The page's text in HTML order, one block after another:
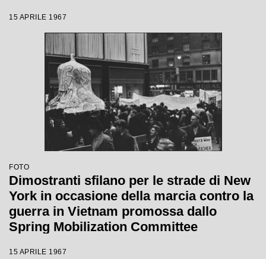
"Yellow Bird"
15 APRILE 1967
FOTO
Dimostranti sfilano per le strade di New
York in occasione della marcia contro la
guerra in Vietnam promossa dallo
Spring Mobilization Committee
15 APRILE 1967